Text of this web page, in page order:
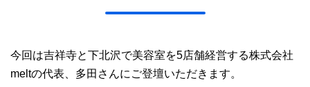
今回は吉祥寺と下北沢で美容室を5店舗経営する株式会社
meltの代表、多田さんにご登壇いただきます。